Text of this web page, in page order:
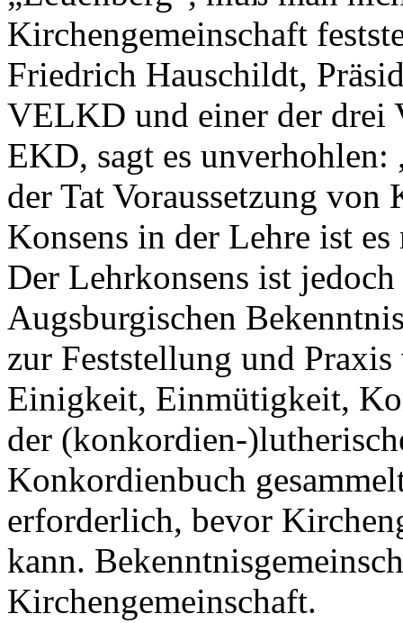
Kirchengemeinschaft
Friedrich Hauschildt,
VELKD und einer der drei
EKD, sagt es
der Tat Voraussetzung
Konsens in der Lehre ist es
Der Lehrkonsens ist
Augsburgischen
zur Feststellung und
Einigkeit, Einmütigkeit,
der (konkordien-
Konkordienbuch
erforderlich, bevor
kann.
Kirchengemeinschaft.